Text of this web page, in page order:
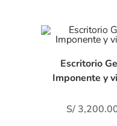
Escritorio
Imponente y
S/